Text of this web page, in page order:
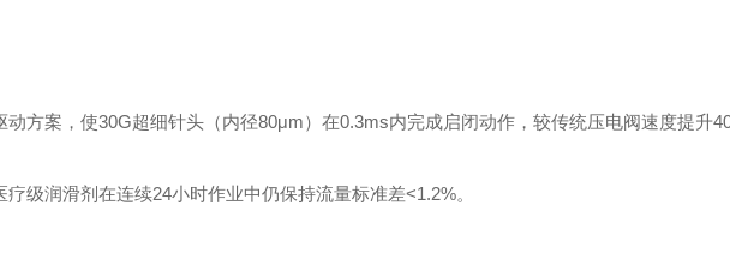
方案，使30G超细针头（内径80μm）在0.3ms内完成启闭动作，较传统压电阀速度提升
级润滑剂在连续24小时作业中仍保持流量标准差<1.2%。